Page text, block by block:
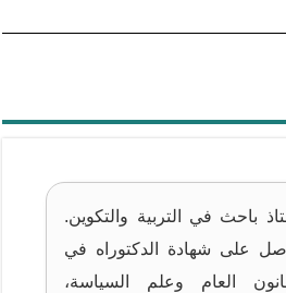
باحث في التربية والتكوين.
على شهادة الدكتوراه في
العام وعلم السياسة،